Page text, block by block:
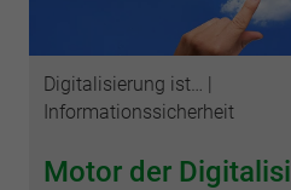
Kategorien
Digitalisierung ist…
Informationssicherheit
Motor der